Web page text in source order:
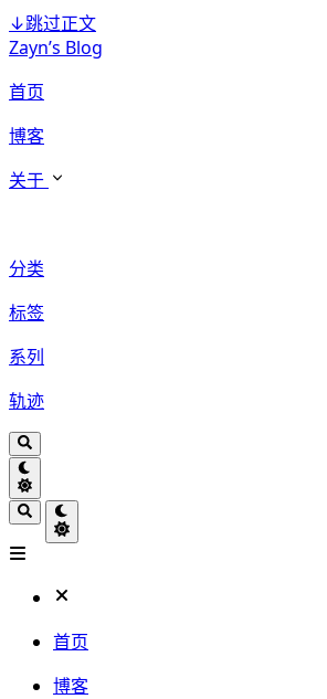
↓跳过正文
Zayn’s Blog
首页
博客
关于
分类
标签
系列
轨迹
首页
博客